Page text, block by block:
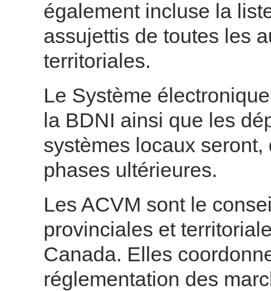
également incluse la
assujettis de toutes les
territoriales.
Le Système
la BDNI ainsi que les
systèmes locaux
phases ultérieures.
Les ACVM sont le
provinciales et
Canada. Elles
réglementation des